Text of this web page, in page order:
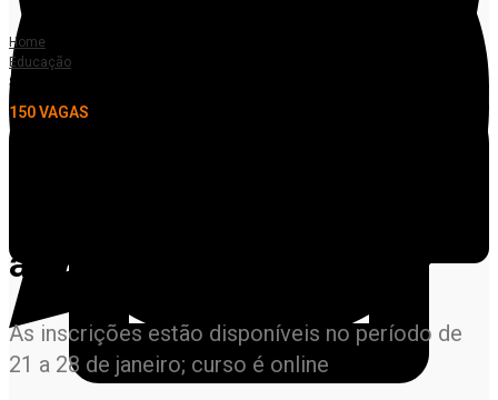
Home
Educação
Seciteci abre inscrições para curso gratuito de auxiliar de almoxarifado
150 VAGAS
auxiliar de almoxarifado
As inscrições estão disponíveis no período de
21 a 28 de janeiro; curso é online